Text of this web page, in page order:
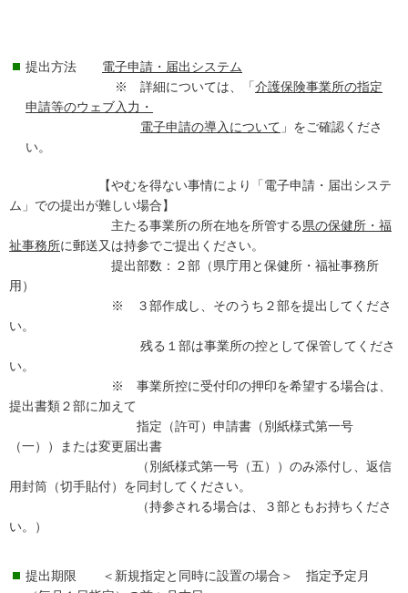
提出方法 電子申請・届出システム
※ 詳細については、「介護保険事業所の指定
申請等のウェブ入力・
電子申請の導入について 」をご確認くださ
い。
【やむを得ない事情により「電子申請・届出システ
ム」での提出が難しい場合】
主たる事業所の所在地を所管する県の保健所・福
祉事務所に郵送又は持参でご提出ください。
提出部数：２部（県庁用と保健所・福祉事務所
用）
※ ３部作成し、そのうち２部を提出してくださ
い。
残る１部は事業所の控として保管してくださ
い。
※ 事業所控に受付印の押印を希望する場合は、
提出書類２部に加えて
指定（許可）申請書（別紙様式第一号
（一））または変更届出書
（別紙様式第一号（五））のみ添付し、返信
用封筒（切手貼付）を同封してください。
（持参される場合は、３部ともお持ちくださ
い。）
提出期限 ＜新規指定と同時に設置の場合＞ 指定予定月